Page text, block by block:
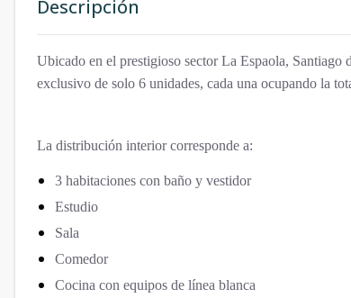
Descripción
Ubicado en el prestigioso sector La Espaola, Santiago
exclusivo de solo 6 unidades, cada una ocupando la
La distribución interior corresponde a:
3 habitaciones con baño y vestidor
Estudio
Sala
Comedor
Cocina con equipos de línea blanca